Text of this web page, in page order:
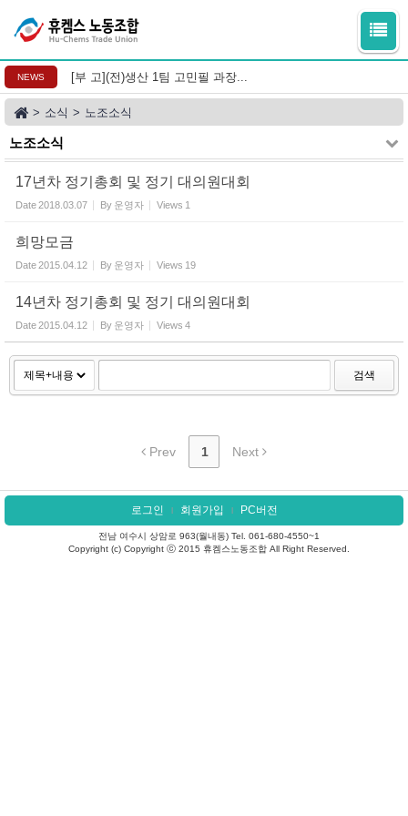
NEWS [부 고](전)생산 1팀 고민필 과장...
> 소식 > 노조소식
노조소식
17년차 정기총회 및 정기 대의원대회
Date2018.03.07 By 운영자 Views 1
희망모금
Date2015.04.12 By 운영자 Views 19
14년차 정기총회 및 정기 대의원대회
Date2015.04.12 By 운영자 Views 4
검색
Prev 1 Next
로그인 l 회원가입 l PC버전
전남 여수시 상암로 963(월내동) Tel. 061-680-4550~1
Copyright (c) Copyright ⓒ 2015 휴켐스노동조합 All Right Reserved.